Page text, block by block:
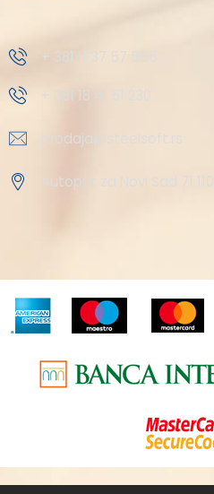
+ 381 11 37 57 555
+ 381 18 41 51 230
prodaja@steelsoft.rs
Autoput za Novi Sad 71